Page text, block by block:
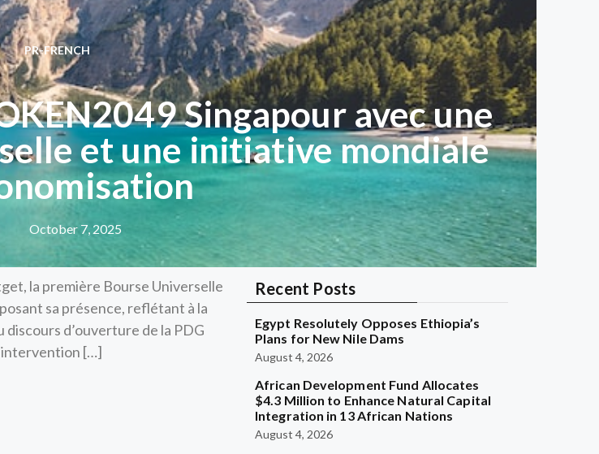
PR-FRENCH
Singapour avec une
et une initiative mondiale
October 7, 2025
la première Bourse Universelle
sa présence, reflétant à la
d’ouverture de la PDG
intervention […]
Recent Posts
Egypt Resolutely Opposes Ethiopia’s
Plans for New Nile Dams
August 4, 2026
African Development Fund Allocates
$4.3 Million to Enhance Natural Capital
Integration in 13 African Nations
August 4, 2026